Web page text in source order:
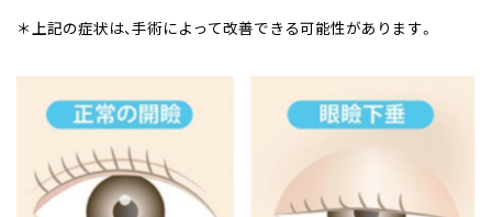
＊上記の症状は、手術によって改善できる可能性があります。